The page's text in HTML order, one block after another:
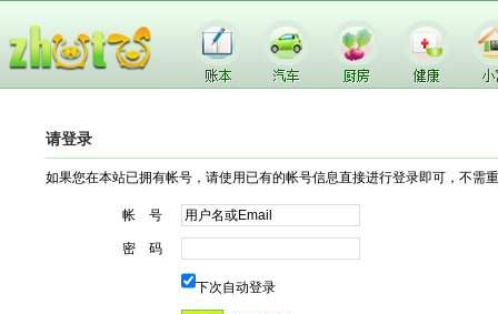
请登录
如果您在本站已拥有帐号，请使用已有的帐号信息直接进行登录即可，不需
帐 号
密 码
下次自动登录